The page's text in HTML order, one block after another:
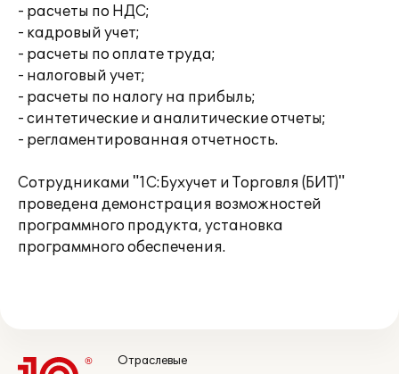
- расчеты по НДС;
- кадровый учет;
- расчеты по оплате труда;
- налоговый учет;
- расчеты по налогу на прибыль;
- синтетические и аналитические отчеты;
- регламентированная отчетность.
Сотрудниками "1С:Бухучет и Торговля (БИТ)"
проведена демонстрация возможностей
программного продукта, установка
программного обеспечения.
Отраслевые